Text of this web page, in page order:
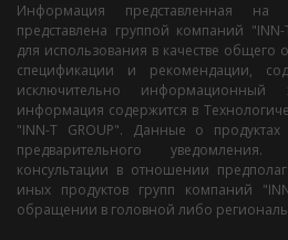
Информация представленная на
представлена группой компаний
для использования в качестве
спецификации и рекомендации,
исключительно информационный
информация содержится в
"INN-T GROUP". Данные о
предварительного
консультации в отношении
иных продуктов групп компаний
обращении в головной либо